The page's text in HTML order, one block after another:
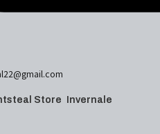
Store Invernale